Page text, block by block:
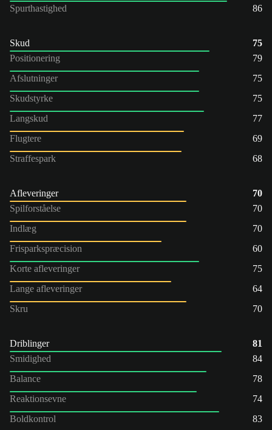
Spurthastighed
86
Skud
75
Positionering
79
Afslutninger
75
Skudstyrke
75
Langskud
77
Flugtere
69
Straffespark
68
Afleveringer
70
Spilforståelse
70
Indlæg
70
Frisparkspræcision
60
Korte afleveringer
75
Lange afleveringer
64
Skru
70
Driblinger
81
Smidighed
84
Balance
78
Reaktionsevne
74
Boldkontrol
83